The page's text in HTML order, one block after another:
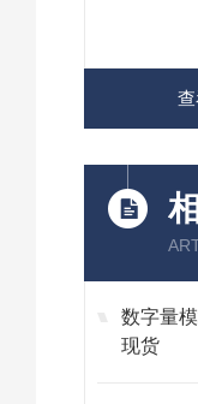
数字量
现货